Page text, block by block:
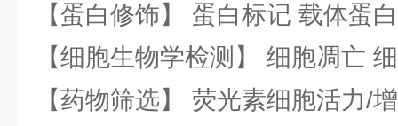
【蛋白修饰】 蛋白标记 载体蛋
【细胞生物学检测】 细胞凋亡
【药物筛选】 荧光素细胞活力/